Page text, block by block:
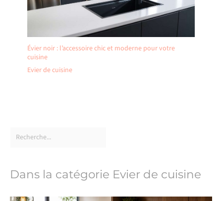
Évier noir : l’accessoire chic et moderne pour votre
cuisine
Evier de cuisine
Dans la catégorie Evier de cuisine